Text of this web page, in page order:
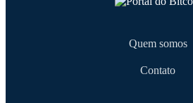
Quem somos
Contato